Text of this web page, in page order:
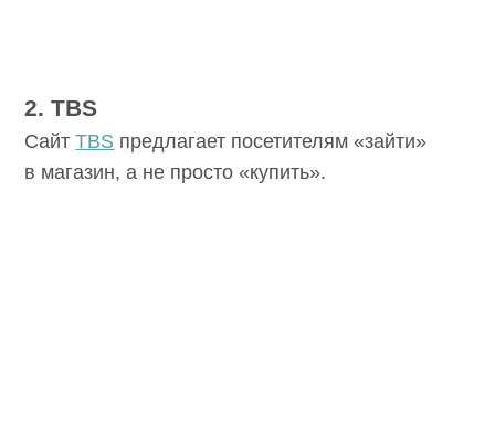
2. TBS
СайтTBS предлагает посетителям «зайти»
в магазин, а не просто «купить».